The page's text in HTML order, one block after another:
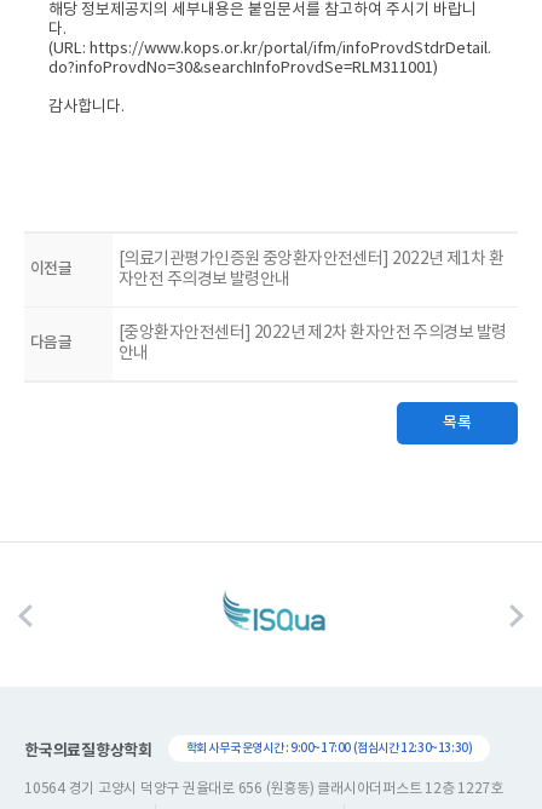
해당 정보제공지의 세부내용은 붙임문서를 참고하여 주시기 바랍니
다.
(URL: https://www.kops.or.kr/portal/ifm/infoProvdStdrDetail.
do?infoProvdNo=30&searchInfoProvdSe=RLM311001)
감사합니다.
이전글
[의료기관평가인증원 중앙환자안전센터] 2022년 제1차 환
자안전 주의경보 발령안내
다음글
[중앙환자안전센터] 2022년 제2차 환자안전 주의경보 발령
안내
목록
한국의료질향상학회 학회 사무국 운영시간 : 9:00~17:00 (점심시간 12:30~13:30)
10564 경기 고양시 덕양구 권율대로 656 (원흥동) 클래시아더퍼스트 12층 1227호